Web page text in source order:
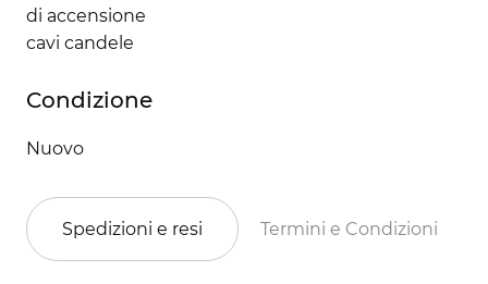
di accensione
cavi candele
Condizione
Nuovo
Spedizioni e resi Termini e Condizioni